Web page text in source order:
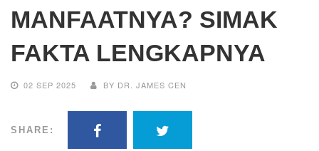
MANFAATNYA? SIMAK
FAKTA LENGKAPNYA
02 SEP 2025 BY DR. JAMES CEN
SHARE: